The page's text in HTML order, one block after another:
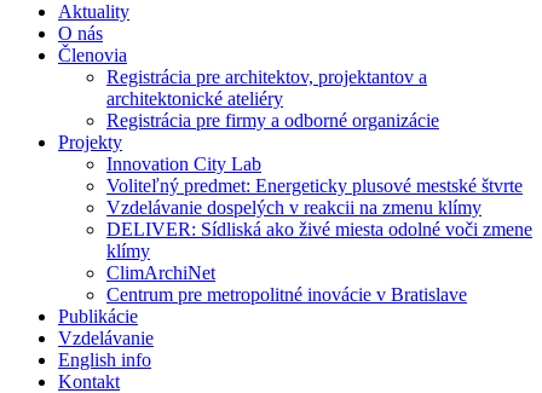
Aktuality
O nás
Členovia
Registrácia pre architektov, projektantov a
architektonické ateliéry
Registrácia pre firmy a odborné organizácie
Projekty
Innovation City Lab
Voliteľný predmet: Energeticky plusové mestské štvrte
Vzdelávanie dospelých v reakcii na zmenu klímy
DELIVER: Sídliská ako živé miesta odolné voči zmene
klímy
ClimArchiNet
Centrum pre metropolitné inovácie v Bratislave
Publikácie
Vzdelávanie
English info
Kontakt